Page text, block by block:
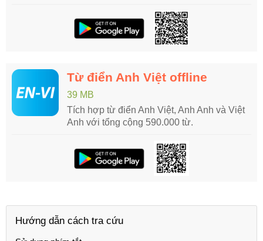
Từ điển Anh Việt offline
39 MB
Tích hợp từ điển Anh Việt, Anh Anh và Việt
Anh với tổng cộng 590.000 từ.
Hướng dẫn cách tra cứu